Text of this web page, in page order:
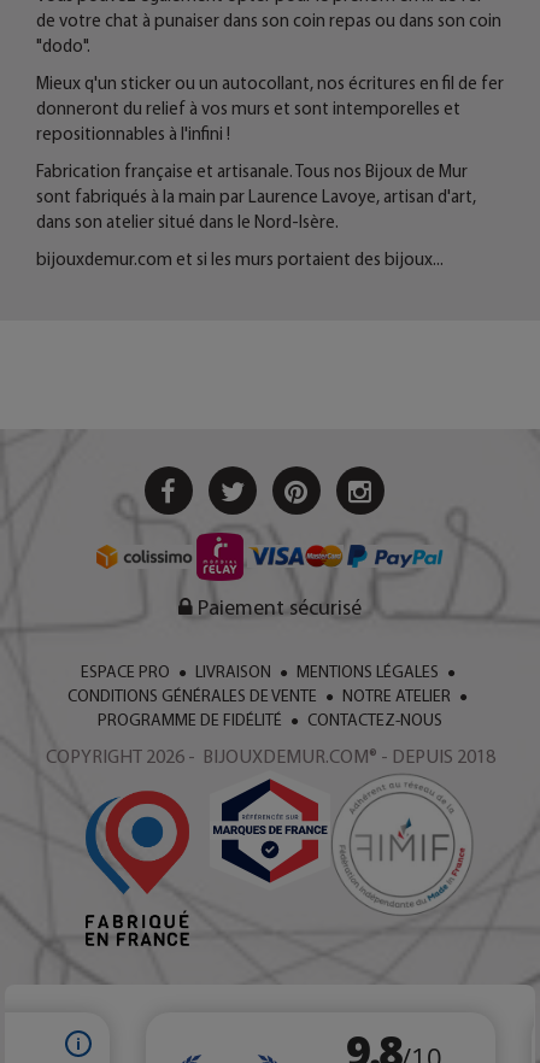
de votre chat à punaiser dans son coin repas ou dans son coin
"dodo".
Mieux q'un sticker ou un autocollant, nos écritures en fil de fer
donneront du relief à vos murs et sont intemporelles et
repositionnables à l'infini !
Fabrication française et artisanale. Tous nos Bijoux de Mur
sont fabriqués à la main par Laurence Lavoye, artisan d'art,
dans son atelier situé dans le Nord-Isère.
bijouxdemur.com et si les murs portaient des bijoux...
Paiement sécurisé
ESPACE PRO LIVRAISON
MENTIONS LÉGALES
CONDITIONS GÉNÉRALES DE VENTE
NOTRE ATELIER
PROGRAMME DE FIDÉLITÉ
CONTACTEZ-NOUS
COPYRIGHT 2026 - BIJOUXDEMUR.COM® - DEPUIS 2018